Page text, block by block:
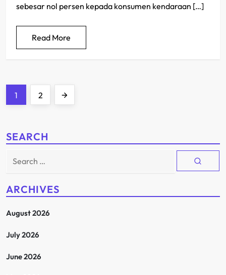
sebesar nol persen kepada konsumen kendaraan […]
Read More
P
s
s
p
a
g
Page
1 Page
2
Next
SEARCH
Search
ARCHIVES
August 2026
July 2026
June 2026